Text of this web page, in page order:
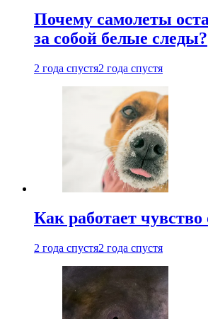
Почему самолеты
за собой белые следы?
2 года спустя2 года спустя
Как работает
2 года спустя2 года спустя